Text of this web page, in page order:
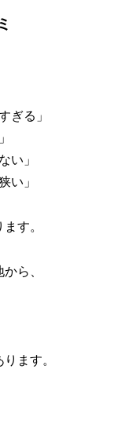
ぎる」
い」
い」
す。
ら、
ます。